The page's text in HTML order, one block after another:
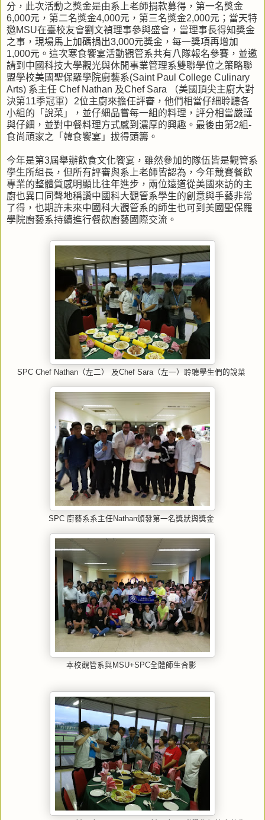
分，此次活動之獎金是由系上老師捐款募得，第一名獎金
6,000元，第二名獎金4,000元，第三名獎金2,000元；當天特
邀MSU在臺校友會劉文禎理事參與盛會，當理事長得知獎金
之事，現場馬上加碼捐出3,000元獎金，每一獎項再增加
1,000元。這次寒食饗宴活動觀管系共有八隊報名參賽，並邀
請到中國科技大學觀光與休閒事業管理系雙聯學位之策略聯
盟學校美國聖保羅學院廚藝系(Saint Paul College Culinary
Arts) 系主任 Chef Nathan 及Chef Sara （美國頂尖主廚大對
決第11季冠軍）2位主廚來擔任評審，他們相當仔細聆聽各
小組的「說菜」，並仔細品嘗每一組的料理，評分相當嚴謹
與仔細，並對中餐料理方式感到濃厚的興趣。最後由第2組-
食尚頑家之「韓食饗宴」拔得頭籌。
今年是第3屆舉辦飲食文化饗宴，雖然參加的隊伍皆是觀管系
學生所組長，但所有評審與系上老師皆認為，今年競賽餐飲
專業的整體質感明顯比往年進步，兩位遠道從美國來訪的主
廚也異口同聲地稱讚中國科大觀管系學生的創意與手藝非常
了得，也期許未來中國科大觀管系的師生也可到美國聖保羅
學院廚藝系持續進行餐飲廚藝國際交流。
SPC Chef Nathan（左二） 及Chef Sara（左一）聆聽學生們的說菜
SPC 廚藝系系主任Nathan頒發第一名獎狀與獎金
本校觀管系與MSU+SPC全體師生合影